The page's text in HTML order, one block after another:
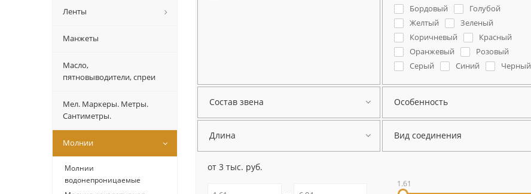
Бордовый
Голубой
Желтый
Зеленый
Коричневый
Красный
Оранжевый
Розовый
Серый
Синий Черный
Состав звена Особенность
Длина Вид соединения
от 3 тыс. руб.
1.61
Ленты
Манжеты
Масло,
пятновыводители, спреи
Мел. Маркеры. Метры.
Сантиметры.
Молнии
Молнии
водонепроницаемые